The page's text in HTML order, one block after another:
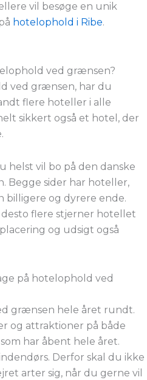
vil besøge en unik
hotelophold i Ribe.
ved grænsen?
ved grænsen, har du
flere hoteller i alle
sikkert også et hotel, der
helst vil bo på den danske
Begge sider har hoteller,
billigere og dyrere ende.
desto flere stjerner hotellet
og udsigt også
på hotelophold ved
grænsen hele året rundt.
og attraktioner på både
har åbent hele året.
Derfor skal du ikke
arter sig, når du gerne vil